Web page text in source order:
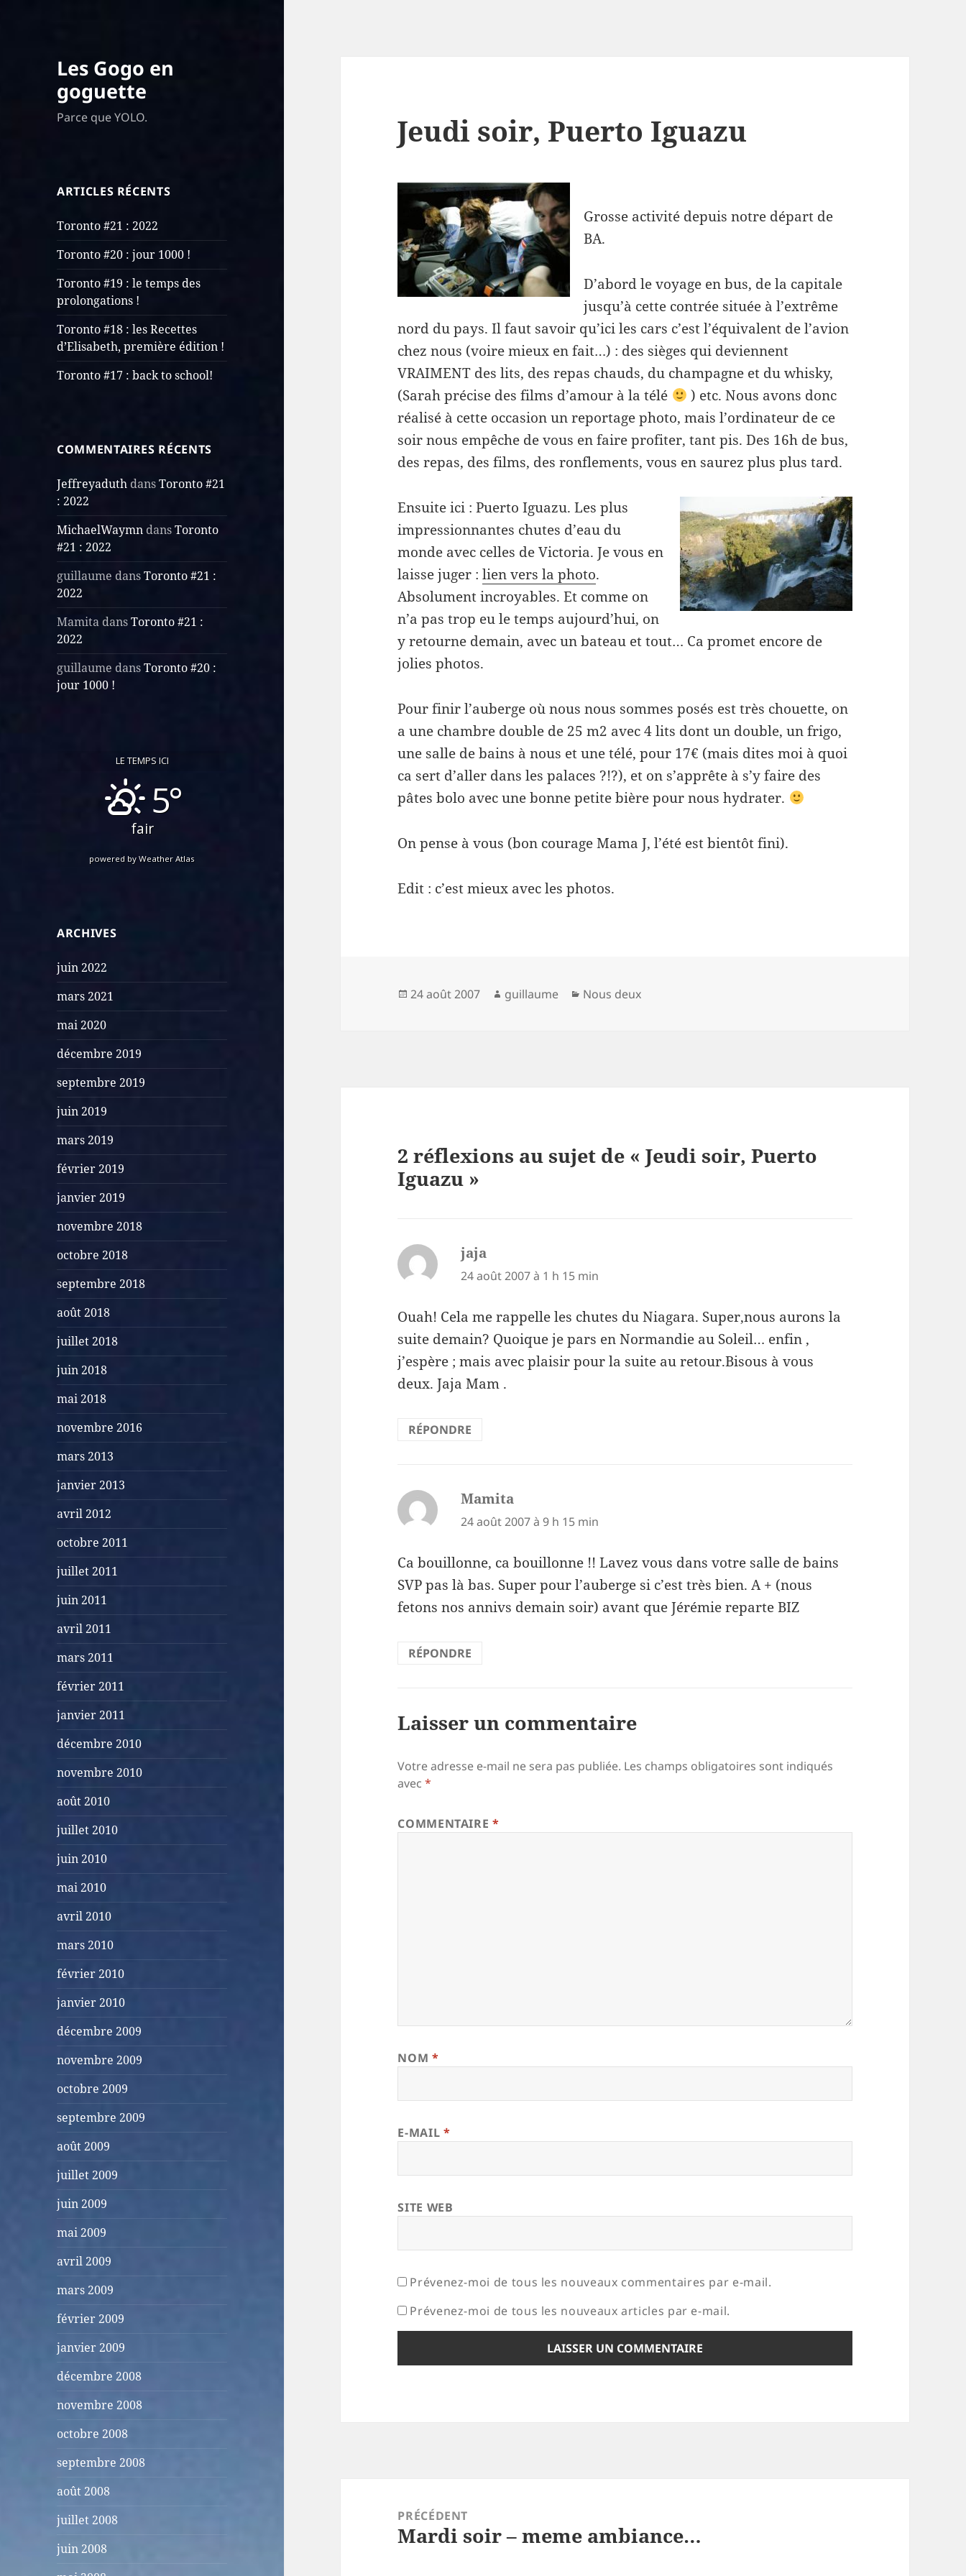
Les Gogo en
goguette
Parce que YOLO.
ARTICLES RÉCENTS
Toronto #21 : 2022
Toronto #20 : jour 1000 !
Toronto #19 : le temps des
prolongations !
Toronto #18 : les Recettes
d’Elisabeth, première édition !
Toronto #17 : back to school!
COMMENTAIRES RÉCENTS
Jeffreyaduth dansToronto #21
: 2022
MichaelWaymn dansToronto
#21 : 2022
guillaume dansToronto #21 :
2022
Mamita dansToronto #21 :
2022
guillaume dansToronto #20 :
jour 1000 !
LE TEMPS ICI
5°
fair
powered byWeather Atlas
ARCHIVES
juin 2022
mars 2021
mai 2020
décembre 2019
septembre 2019
juin 2019
mars 2019
février 2019
janvier 2019
novembre 2018
octobre 2018
septembre 2018
août 2018
juillet 2018
juin 2018
mai 2018
novembre 2016
mars 2013
janvier 2013
avril 2012
octobre 2011
juillet 2011
juin 2011
avril 2011
mars 2011
février 2011
janvier 2011
décembre 2010
novembre 2010
août 2010
juillet 2010
juin 2010
mai 2010
avril 2010
mars 2010
février 2010
janvier 2010
décembre 2009
novembre 2009
octobre 2009
septembre 2009
août 2009
juillet 2009
juin 2009
mai 2009
avril 2009
mars 2009
février 2009
janvier 2009
décembre 2008
novembre 2008
octobre 2008
septembre 2008
août 2008
juillet 2008
juin 2008
Jeudi soir, Puerto Iguazu
Grosse activité depuis notre départ de
BA.
D’abord le voyage en bus, de la capitale
jusqu’à cette contrée située à l’extrême
nord du pays. Il faut savoir qu’ici les cars c’est l’équivalent de l’avion
chez nous (voire mieux en fait…) : des sièges qui deviennent
VRAIMENT des lits, des repas chauds, du champagne et du whisky,
(Sarah précise des films d’amour à la télé
) etc. Nous avons donc
réalisé à cette occasion un reportage photo, mais l’ordinateur de ce
soir nous empêche de vous en faire profiter, tant pis. Des 16h de bus,
des repas, des films, des ronflements, vous en saurez plus plus tard.
Ensuite ici : Puerto Iguazu. Les plus
impressionnantes chutes d’eau du
monde avec celles de Victoria. Je vous en
laisse juger :lien vers la photo.
Absolument incroyables. Et comme on
n’a pas trop eu le temps aujourd’hui, on
y retourne demain, avec un bateau et tout… Ca promet encore de
jolies photos.
Pour finir l’auberge où nous nous sommes posés est très chouette, on
a une chambre double de 25 m2 avec 4 lits dont un double, un frigo,
une salle de bains à nous et une télé, pour 17€ (mais dites moi à quoi
ca sert d’aller dans les palaces ?!?), et on s’apprête à s’y faire des
pâtes bolo avec une bonne petite bière pour nous hydrater.
On pense à vous (bon courage Mama J, l’été est bientôt fini).
Edit : c’est mieux avec les photos.
Publié
24 août 2007 Auteur
guillaume Catégories
Nous deux
2 réflexions au sujet de « Jeudi soir, Puerto
Iguazu »
jaja
24 août 2007 à 1 h 15 min
Ouah! Cela me rappelle les chutes du Niagara. Super,nous aurons la
suite demain? Quoique je pars en Normandie au Soleil… enfin ,
j’espère ; mais avec plaisir pour la suite au retour.Bisous à vous
deux. Jaja Mam .
RÉPONDRE
Mamita
24 août 2007 à 9 h 15 min
Ca bouillonne, ca bouillonne !! Lavez vous dans votre salle de bains
SVP pas là bas. Super pour l’auberge si c’est très bien. A + (nous
fetons nos annivs demain soir) avant que Jérémie reparte BIZ
RÉPONDRE
Laisser un commentaire
Votre adresse e-mail ne sera pas publiée. Les champs obligatoires sont indiqués
avec*
COMMENTAIRE*
NOM *
E-MAIL *
SITE WEB
Prévenez-moi de tous les nouveaux commentaires par e-mail.
Prévenez-moi de tous les nouveaux articles par e-mail.
PRÉCÉDENT
Article
Mardi soir – meme ambiance…